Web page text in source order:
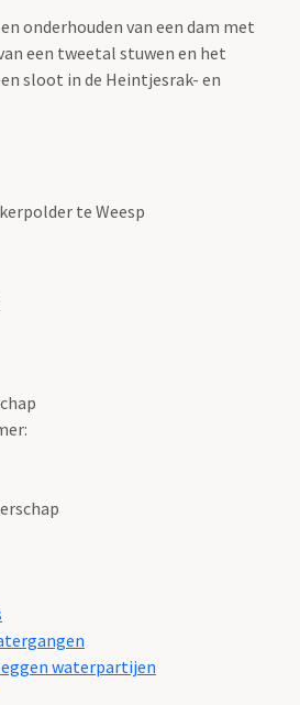
onderhouden van een dam met
een tweetal stuwen en het
sloot in de Heintjesrak- en
te Weesp
waterpartijen